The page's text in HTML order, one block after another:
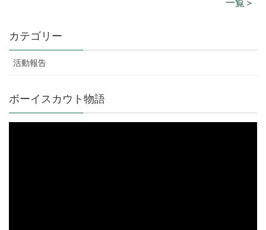
一覧＞
カテゴリー
活動報告
ボーイスカウト物語